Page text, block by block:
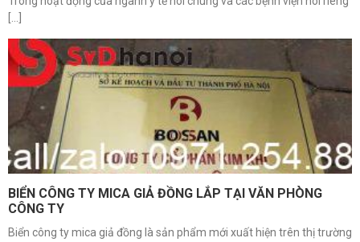
BIỂN CÔNG TY MICA GIẢ ĐỒNG LẮP TẠI VĂN PHÒNG
CÔNG TY
Biển công ty mica giả đồng là sản phẩm mới xuất hiện trên thị trường